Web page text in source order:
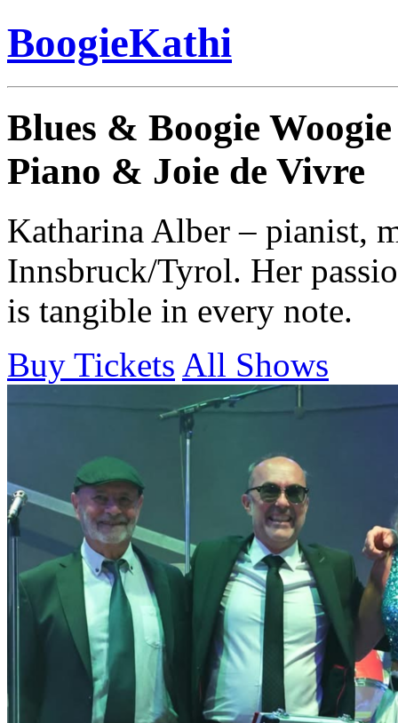
BoogieKathi
Blues & Boogie Woogie
Piano & Joie de Vivre
Katharina Alber – pianist,
Innsbruck/Tyrol. Her
is tangible in every note.
Buy Tickets All Shows